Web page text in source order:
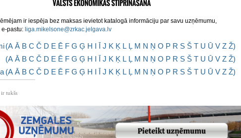
ir iespēja bez maksas ievietot katalogā informāciju par savu uzņēmumu,
pastu: liga.mikelsone@zrkac.jelgava.lv
(A Ā B C Č D E Ē F G Ģ H I Ī J K Ķ L Ļ M N Ņ O P R S Š T U Ū V Z Ž)
(A Ā B C Č D E Ē F G Ģ H I Ī J K Ķ L Ļ M N Ņ O P R S Š T U Ū V Z Ž)
(A Ā B C Č D E Ē F G Ģ H I Ī J K Ķ L Ļ M N Ņ O P R S Š T U Ū V Z Ž)
ir tukšs